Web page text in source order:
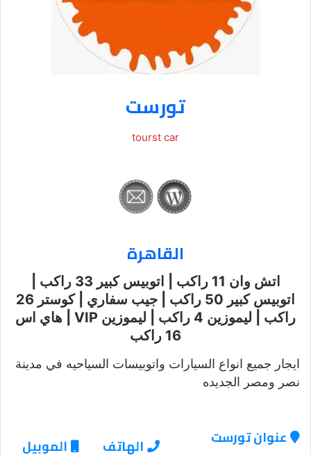
تورست
tourst car
القاهرة
اتش وان 11 راكب | اتوبيس كبير 33 راكب |
اتوبيس كبير 50 راكب | جيب سفاري | كوستر 26
راكب | ليموزين 4 راكب | ليموزين VIP | هاي اس
16 راكب
ايجار جميع انواع السيارات واتوبيسات السياحيه في مدينة
نصر ومصر الجديده
عنوان تورست الهاتف الموبيل